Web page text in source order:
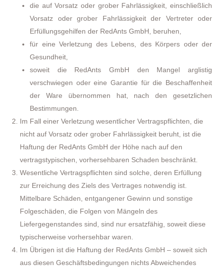
die auf Vorsatz oder grober Fahrlässigkeit, einschließlich
Vorsatz oder grober Fahrlässigkeit der Vertreter oder
Erfüllungsgehilfen der RedAnts GmbH, beruhen,
für eine Verletzung des Lebens, des Körpers oder der
Gesundheit,
soweit die RedAnts GmbH den Mangel arglistig
verschwiegen oder eine Garantie für die Beschaffenheit
der Ware übernommen hat, nach den gesetzlichen
Bestimmungen.
Im Fall einer Verletzung wesentlicher Vertragspflichten, die
nicht auf Vorsatz oder grober Fahrlässigkeit beruht, ist die
Haftung der RedAnts GmbH der Höhe nach auf den
vertragstypischen, vorhersehbaren Schaden beschränkt.
Wesentliche Vertragspflichten sind solche, deren Erfüllung
zur Erreichung des Ziels des Vertrages notwendig ist.
Mittelbare Schäden, entgangener Gewinn und sonstige
Folgeschäden, die Folgen von Mängeln des
Liefergegenstandes sind, sind nur ersatzfähig, soweit diese
typischerweise vorhersehbar waren.
Im Übrigen ist die Haftung der RedAnts GmbH – soweit sich
aus diesen Geschäftsbedingungen nichts Abweichendes